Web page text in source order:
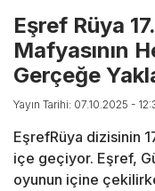
Eşref Rüya
Mafyasının
Gerçeğe
Yayın Tarihi: 07.10.2025 -
EşrefRüya dizisinin
içe geçiyor. Eşref,
oyunun içine